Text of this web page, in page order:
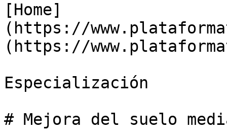
[Home]
(https://
(https://
Especialización
# Mejora del suelo